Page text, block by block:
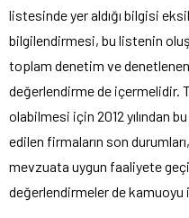
listesinde yer aldığı bilgisi eksik
bilgilendirmesi, bu listenin
toplam denetim ve
değerlendirme de içermelidir.
olabilmesi için 2012 yılından
edilen firmaların son
mevzuata uygun faaliyete
değerlendirmeler de kamuoyu